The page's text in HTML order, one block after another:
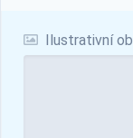
Ilustrativní